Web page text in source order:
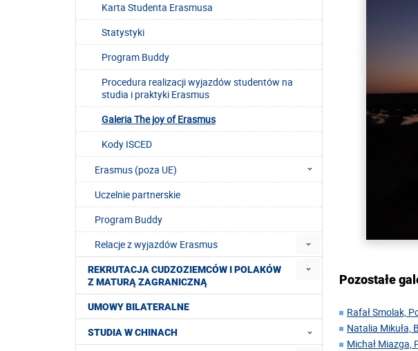
Karta Studenta Erasmusa
Statystyki
Program Buddy
Procedura realizacji wyjazdów studentów na
studia i praktyki Erasmus
Galeria The joy of Erasmus
Kody ISCED
Erasmus (poza UE)
Uczelnie partnerskie
Program Buddy
Relacje z wyjazdów Erasmus
REKRUTACJA CUDZOZIEMCÓW I POLAKÓW
Z MATURĄ ZAGRANICZNĄ
UMOWY BILATERALNE
STUDIA W CHINACH
Pozostałe
Rafał Smolak,
Natalia Mikuła,
Michał